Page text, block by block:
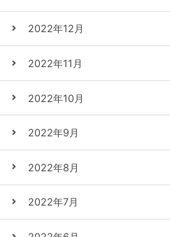
2022年12月
2022年11月
2022年10月
2022年9月
2022年8月
2022年7月